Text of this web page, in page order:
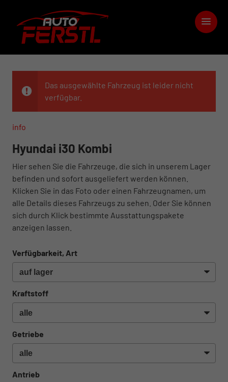
Das ausgewählte Fahrzeug ist leider nicht
verfügbar.
info
Hyundai i30 Kombi
Hier sehen Sie die Fahrzeuge, die sich in unserem Lager
befinden und sofort ausgeliefert werden können.
Klicken Sie in das Foto oder einen Fahrzeugnamen, um
alle Details dieses Fahrzeugs zu sehen. Oder Sie können
sich durch Klick bestimmte Ausstattungspakete
anzeigen lassen.
Verfügbarkeit, Art
Kraftstoff
Getriebe
Antrieb